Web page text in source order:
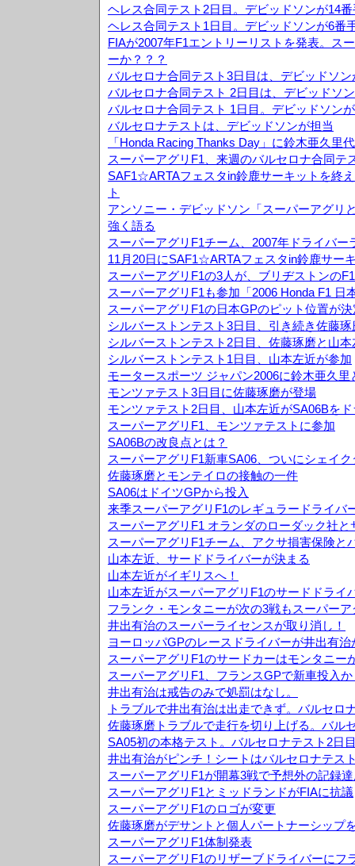
ヘレス合同テスト2日目。デビッドソンが14
ヘレス合同テスト1日目。デビッドソンが6番
FIAが2007年F1エントリーリストを発表。ス
ーか？？？
バルセロナ合同テスト3日目は、デビッドソン
バルセロナ合同テスト 2日目は、デビッドソ
バルセロナ合同テスト 1日目。デビッドソン
バルセロナテストは、デビッドソンが担当
「Honda Racing Thanks Day」に鈴木亜久里
スーパーアグリF1、来週のバルセロナ合同テ
SAF1☆ARTAフェスタin鈴鹿サーキットを終
ト
アンソニー・デビッドソン「スーパーアグリ
強く語る
スーパーアグリF1チーム、2007年ドライバー
11月20日にSAF1☆ARTAフェスタin鈴鹿サー
スーパーアグリF1の3人が、ブリヂストンの
スーパーアグリF1も参加「2006 Honda F1 日
スーパーアグリF1の日本GPのピット位置が決
シルバーストンテスト3日目、引き続き佐藤
シルバーストンテスト2日目、佐藤琢磨と山
シルバーストンテスト1日目、山本左近が参加
モータースポーツ ジャパン2006に鈴木亜久
モンツァテスト3日目に佐藤琢磨が登場
モンツァテスト2日目、山本左近がSA06Bを
スーパーアグリF1、モンツァテストに参加
SA06Bの改良点とは？
スーパーアグリF1新車SA06、ついにシェイ
佐藤琢磨とモンテイロの接触の一件
SA06はドイツGPから投入
来季スーパーアグリF1のレギュラードライバ
スーパーアグリF1 オランダのローダック社
スーパーアグリF1チーム、アクサ損害保険と
山本左近、サードドライバーが決まる
山本左近がイギリスへ！
山本左近がスーパーアグリF1のサードドライ
フランク・モンタニーが次の3戦もスーパー
井出有治のスーパーライセンスが取り消し！
ヨーロッパGPのレースドライバーが井出有
スーパーアグリF1のサードカーはモンタニー
スーパーアグリF1、フランスGPで新車投入か
井出有治は戒告のみで処罰はなし。
トラブルで井出有治は出走できず。バルセロ
佐藤琢磨トラブルで走行を切り上げる。バル
SA05初の本格テスト。バルセロナテスト2日
井出有治がピンチ！シートはバルセロナテス
スーパーアグリF1が開幕3戦で予想外の記録
スーパーアグリF1とミッドランドがFIAに抗議
スーパーアグリF1のロゴが変更
佐藤琢磨がデサントと個人パートナーシップ
スーパーアグリF1体制発表
スーパーアグリF1のリザーブドライバーにフ